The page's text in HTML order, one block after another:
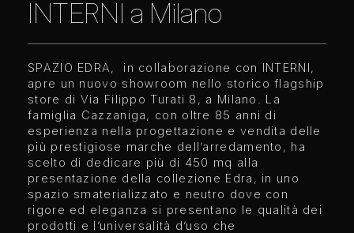
INTERNI a Milano
SPAZIO EDRA, in collaborazione con INTERNI,
apre un nuovo showroom nello storico flagship
store di Via Filippo Turati 8, a Milano. La
famiglia Cazzaniga, con oltre 85 anni di
esperienza nella progettazione e vendita delle
più prestigiose marche dell’arredamento, ha
scelto di dedicare più di 450 mq alla
presentazione della collezione Edra, in uno
spazio smaterializzato e neutro dove con
rigore ed eleganza si presentano le qualità dei
prodotti e l’universalità d’uso che